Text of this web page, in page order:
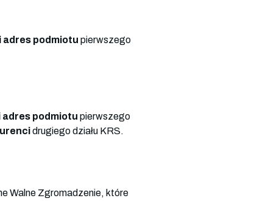
adres podmiotu pierwszego
adres podmiotu pierwszego
drugiego działu KRS.
Walne Zgromadzenie, które